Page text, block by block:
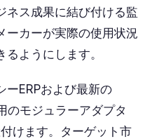
ネス成果に結び付ける監
ーカーが実際の使用状況
ようにします。
ーERPおよび最新の
のモジュラーアダプタ
けます。ターゲット市